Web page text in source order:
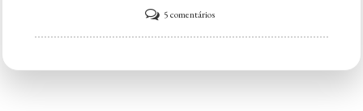
5 comentáriosem
Esfiha